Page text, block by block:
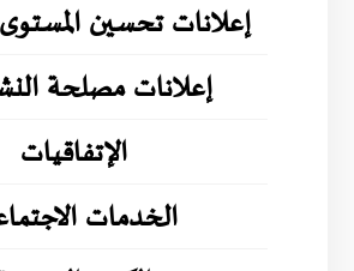
إعلانات تحسين
إعلانات مصلحة
الإتفاقيات
الخدمات